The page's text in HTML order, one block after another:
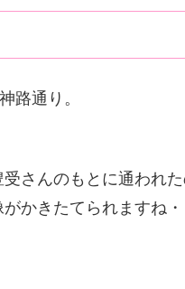
路通り。
さんのもとに通われた
かきたてられますね・